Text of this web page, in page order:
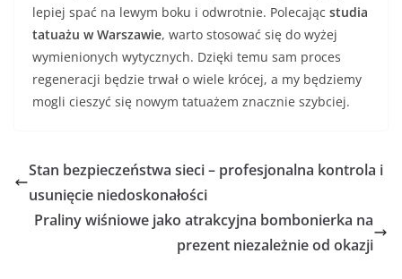
lepiej spać na lewym boku i odwrotnie. Polecając studia
tatuażu w Warszawie, warto stosować się do wyżej
wymienionych wytycznych. Dzięki temu sam proces
regeneracji będzie trwał o wiele krócej, a my będziemy
mogli cieszyć się nowym tatuażem znacznie szybciej.
Stan bezpieczeństwa sieci – profesjonalna kontrola i
usunięcie niedoskonałości
Praliny wiśniowe jako atrakcyjna bombonierka na
prezent niezależnie od okazji